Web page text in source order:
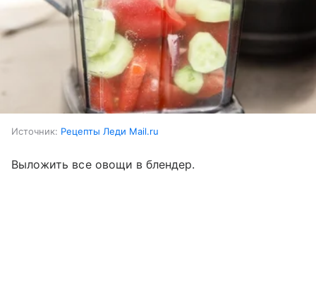
Источник: Рецепты Леди Mail.ru
Выложить все овощи в блендер.